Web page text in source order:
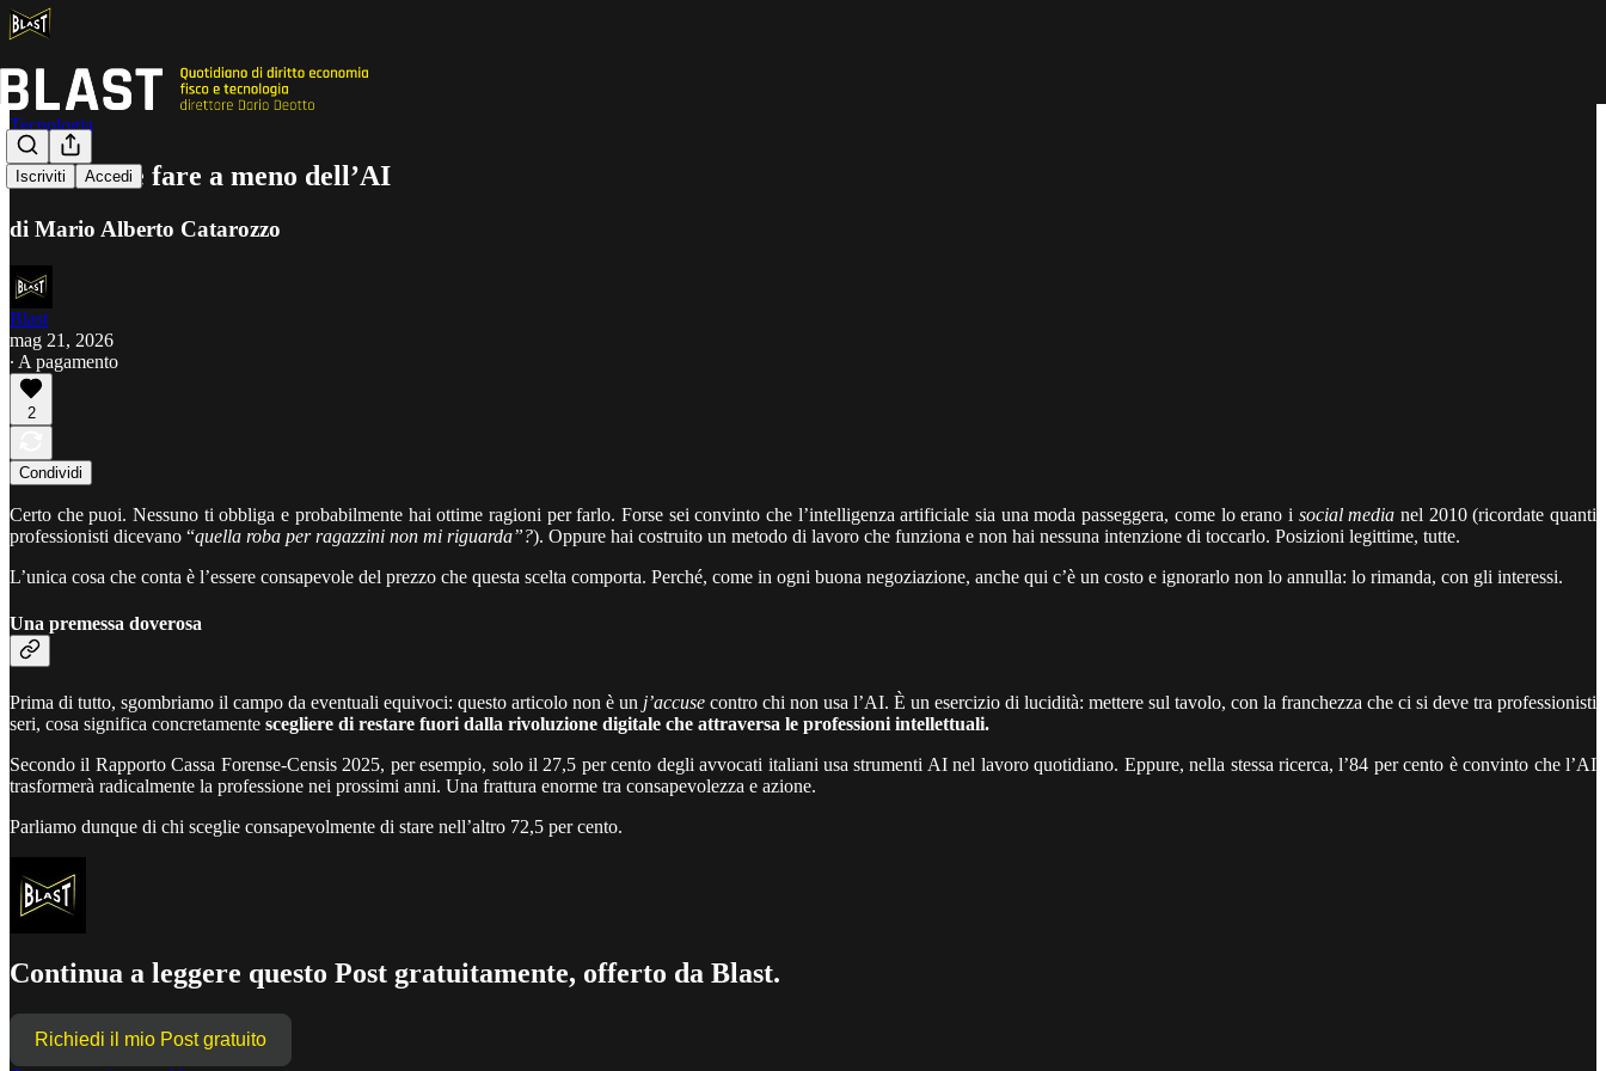
Iscriviti Accedi
Tecnologia
Puoi anche fare a meno dell’AI
di Mario Alberto Catarozzo
Blast
mag 21, 2026
∙ A pagamento
2
Condividi
Certo che puoi. Nessuno ti obbliga e probabilmente hai ottime ragioni per farlo. Forse sei convinto che l’intelligenza artificiale sia una moda passeggera, come lo erano i social media nel 2010 (ricordate quanti
professionisti dicevano “quella roba per ragazzini non mi riguarda”?). Oppure hai costruito un metodo di lavoro che funziona e non hai nessuna intenzione di toccarlo. Posizioni legittime, tutte.
L’unica cosa che conta è l’essere consapevole del prezzo che questa scelta comporta. Perché, come in ogni buona negoziazione, anche qui c’è un costo e ignorarlo non lo annulla: lo rimanda, con gli interessi.
Una premessa doverosa
Prima di tutto, sgombriamo il campo da eventuali equivoci: questo articolo non è un j’accuse contro chi non usa l’AI. È un esercizio di lucidità: mettere sul tavolo, con la franchezza che ci si deve tra professionisti
seri, cosa significa concretamente scegliere di restare fuori dalla rivoluzione digitale che attraversa le professioni intellettuali.
Secondo il Rapporto Cassa Forense-Censis 2025, per esempio, solo il 27,5 per cento degli avvocati italiani usa strumenti AI nel lavoro quotidiano. Eppure, nella stessa ricerca, l’84 per cento è convinto che l’AI
trasformerà radicalmente la professione nei prossimi anni. Una frattura enorme tra consapevolezza e azione.
Parliamo dunque di chi sceglie consapevolmente di stare nell’altro 72,5 per cento.
Continua a leggere questo Post gratuitamente, offerto da Blast.
Richiedi il mio Post gratuito